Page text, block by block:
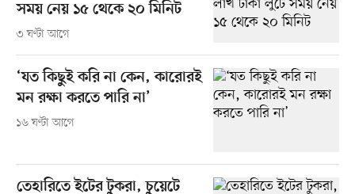
সময় নেয় ১৫ থেকে ২০ মিনিট
৩ ঘণ্টা আগে
‘যত কিছুই করি না কেন, কারোরই
মন রক্ষা করতে পারি না’
১৬ ঘণ্টা আগে
তেহারিতে ইটের টুকরা, চুয়েটে